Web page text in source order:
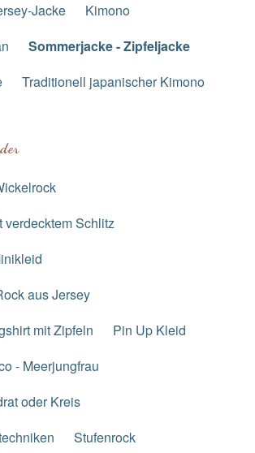
Jacke
Kimono
Sommerjacke - Zipfeljacke
Traditionell japanischer Kimono
verdecktem Schlitz
aus Jersey
mit Zipfeln
Pin Up Kleid
- Meerjungfrau
oder Kreis
Stufenrock